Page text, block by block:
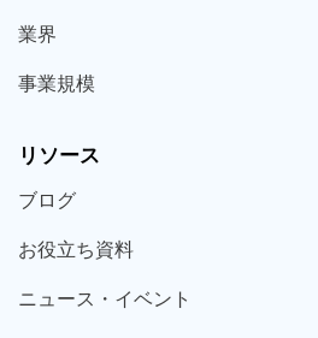
業界
事業規模
リソース
ブログ
お役立ち資料
ニュース・ イベント